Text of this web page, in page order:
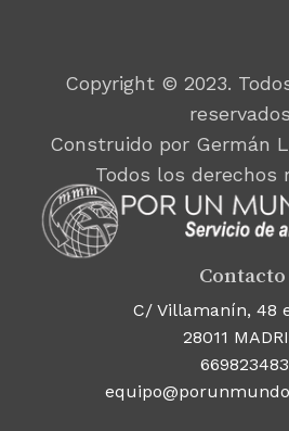
Copyright © 2023.
Construido por Germán
Todos los derechos
Contacto
C/ Villamanín, 48
28011
669823483